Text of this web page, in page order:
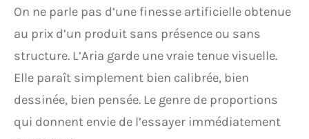
On ne parle pas d’une finesse artificielle obtenue
au prix d’un produit sans présence ou sans
structure. L’Aria garde une vraie tenue visuelle.
Elle paraît simplement bien calibrée, bien
dessinée, bien pensée. Le genre de proportions
qui donnent envie de l’essayer immédiatement